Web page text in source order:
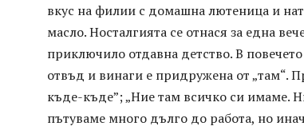
вкус на филии с домашна лютеница и
масло. Носталгията се отнася за една
приключило отдавна детство. В
отвъд и винаги е придружена от „там“.
къде-къде”; „Ние там всичко си имаме.
пътуваме много дълго до работа, но